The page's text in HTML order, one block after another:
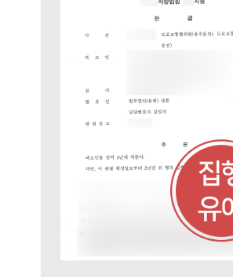
팀소개
대륜의 강점
오시는 길
글로벌 파트너 로펌
고객의 소리
통합검색
AI대륜